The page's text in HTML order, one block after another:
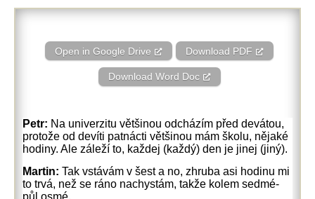
Open in Google Drive Download PDF
Download Word Doc
Petr: Na univerzitu většinou odcházím před devátou,
protože od devíti patnácti většinou mám školu, nějaké
hodiny. Ale záleží to, každej (každý) den je jinej (jiný).
Martin:Tak vstávám v šest a no, zhruba asi hodinu mi
to trvá, než se ráno nachystám, takže kolem sedmé-